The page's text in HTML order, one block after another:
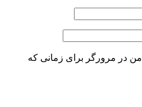
من در مرورگر برای زمانی که